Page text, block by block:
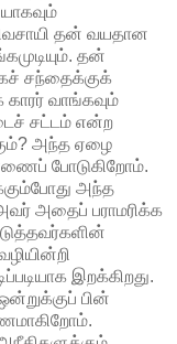
தன் வயதான
தன்
சந்தைக்குக்
வாங்கவும்
சட்டம் என்ற
அந்த ஏழை
போடுகிறோம்.
அந்த
அதைப் பராமரிக்க
இறக்கிறது.
பின்